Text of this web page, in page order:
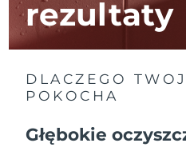
rezultaty
DLACZEGO
POKOCHA
Głębokie
Izrael
Włochy
Japonia